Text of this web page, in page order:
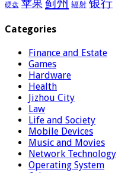
硬盘 苹果 辐射 银行
Categories
Finance and Estate
Games
Hardware
Health
Jizhou City
Law
Life and Society
Mobile Devices
Music and Movies
Network Technology
Operating System